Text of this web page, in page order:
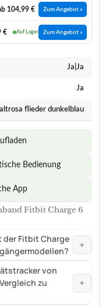
104,99 € Zum Angebot »
€ Auf Lager Zum Angebot »
Ja|Ja
Ja
altrosa flieder dunkelblau
Bedienung
App
Fitbit Charge 6
Fitbit Charge
+
von
zu
+